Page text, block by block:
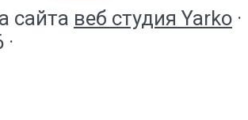
сайта веб студия Yarko ·